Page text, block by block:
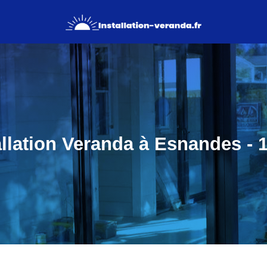
Veranda à Esnandes -